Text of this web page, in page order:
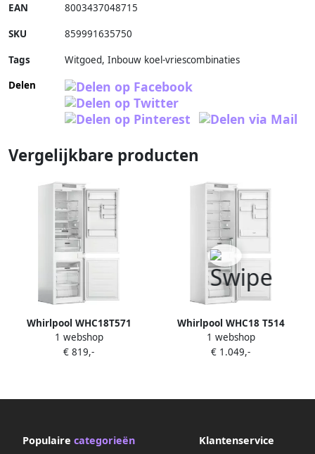
EAN 8003437048715
SKU 859991635750
Tags
Witgoed, Inbouw koel-vriescombinaties
Delen
Vergelijkbare producten
Whirlpool WHC18T571
Inbouw Koel-vriescombinatie
F
1 webshop
€ 819,-
Whirlpool WHC18 T514
Inbouw Koel-vriescombinatie
Wit
1 webshop
€ 1.049,-
Populaire categorieën Klantenservice